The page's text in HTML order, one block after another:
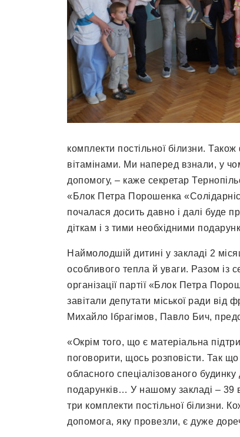
комплекти постільної білизни.
вітамінами. Ми наперед взнали, у
допомогу, – каже секретар
«Блок Петра Порошенка
почалася досить давно і далі буде
діткам і з тими необхідними
Наймолодшій дитині у закладі 2
особливого тепла й уваги. Разом із
організації партії «Блок Петра
завітали депутати міської ради від
Михайло Ібрагімов, Павло Бич,
«Окрім того, що є матеріальна
поговорити, щось розповісти. Так
обласного спеціалізованого будинку
подарунків… У нашому закладі – 39
три комплекти постільної білизни.
допомога, яку провезли, є дуже